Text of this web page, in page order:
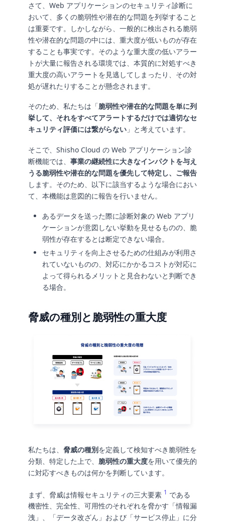
さて、Web アプリケーションのセキュリティ診断に
おいて、多くの脆弱性や潜在的な問題を列挙すること
は重要です。しかしながら、一般的に検出される脆弱
性や潜在的な問題の中には、重大度が低いものが存在
することも事実です。そのような重大度の低いアラー
トが大量に報告される環境では、本質的に対処すべき
重大度の高いアラートを見逃してしまったり、その対
処が遅れたりすることが懸念されます。
そのため、私たちは「脆弱性や潜在的な問題を単に列
挙して、それをすべてアラートするだけでは適切なセ
キュリティ評価には繋がらない 」と考えています。
そこで、Shisho Cloud の Web アプリケーション診
断機能では、 事業の継続性に大きなインパクトを与え
うる脆弱性や潜在的な問題を優先して特定し、ご報告
します。そのため、以下に該当するような場合におい
て、本機能は意図的に報告を行いません。
あるデータを送った際に診断対象の Web アプリ
ケーションが意図しない挙動を見せるものの、脆
弱性が存在するとは断定できない場合。
セキュリティを向上させるための仕組みが利用さ
れていないものの、対応にかかるコストが対応に
よって得られるメリットと見合わないと判断でき
る場合。
脅威の種別と脆弱性の重大度
私たちは、 脅威の種別を定義して検知すべき脆弱性を
分類、特定した上で、 脆弱性の重大度を用いて優先的
に対応すべきものは何かを判断しています。
まず、脅威は情報セキュリティの三大要素 1 である
機密性、完全性、可用性のそれぞれを脅かす「情報漏
洩」、「データ改ざん」および「サービス停止」に分